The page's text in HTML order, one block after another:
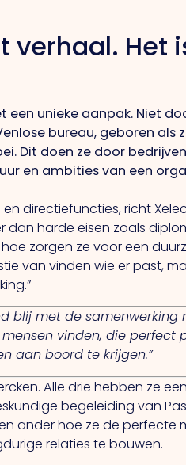
verhaal. Het
unieke aanpak. Niet
bureau, geboren als
Dit doen ze door
en ambities van een
directiefuncties, richt
harde eisen zoals
zorgen ze voor een
van vinden wie er past,
blij met de samenwerking
vinden, die perfect
aan boord te krijgen.”
Alle drie hebben ze
begeleiding van
ander hoe ze de perfecte
relaties te bouwen.